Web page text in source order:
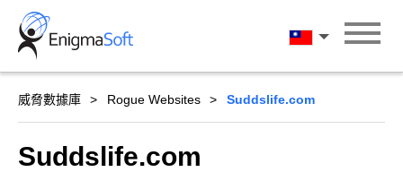
Skip
content
漢語
威脅數據庫 Rogue Websites Suddslife.com
Suddslife.com